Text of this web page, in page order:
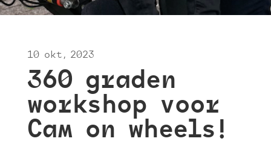
10 okt, 2023
360 graden
workshop voor
Cam on wheels!